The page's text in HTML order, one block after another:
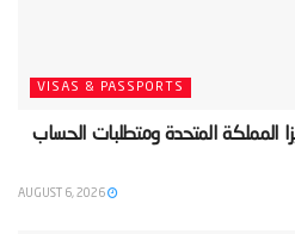
VISAS & PASSPORTS
المملكة المتحدة ومتطلبات الحساب